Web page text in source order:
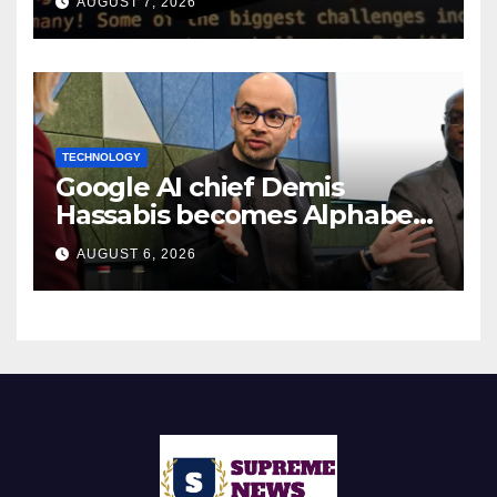
TECHNOLOGY
Google AI chief Demis
Hassabis becomes Alphabet
chief scientist in leadership
shakeup
AUGUST 6, 2026